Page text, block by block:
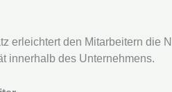
erleichtert den Mitarbeitern die
innerhalb des Unternehmens.